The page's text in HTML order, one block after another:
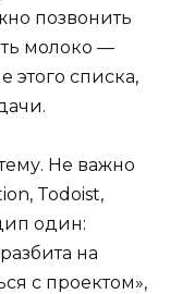
позвонить
молоко —
этого списка,
Не важно
Todoist,
один:
на
с проектом»,